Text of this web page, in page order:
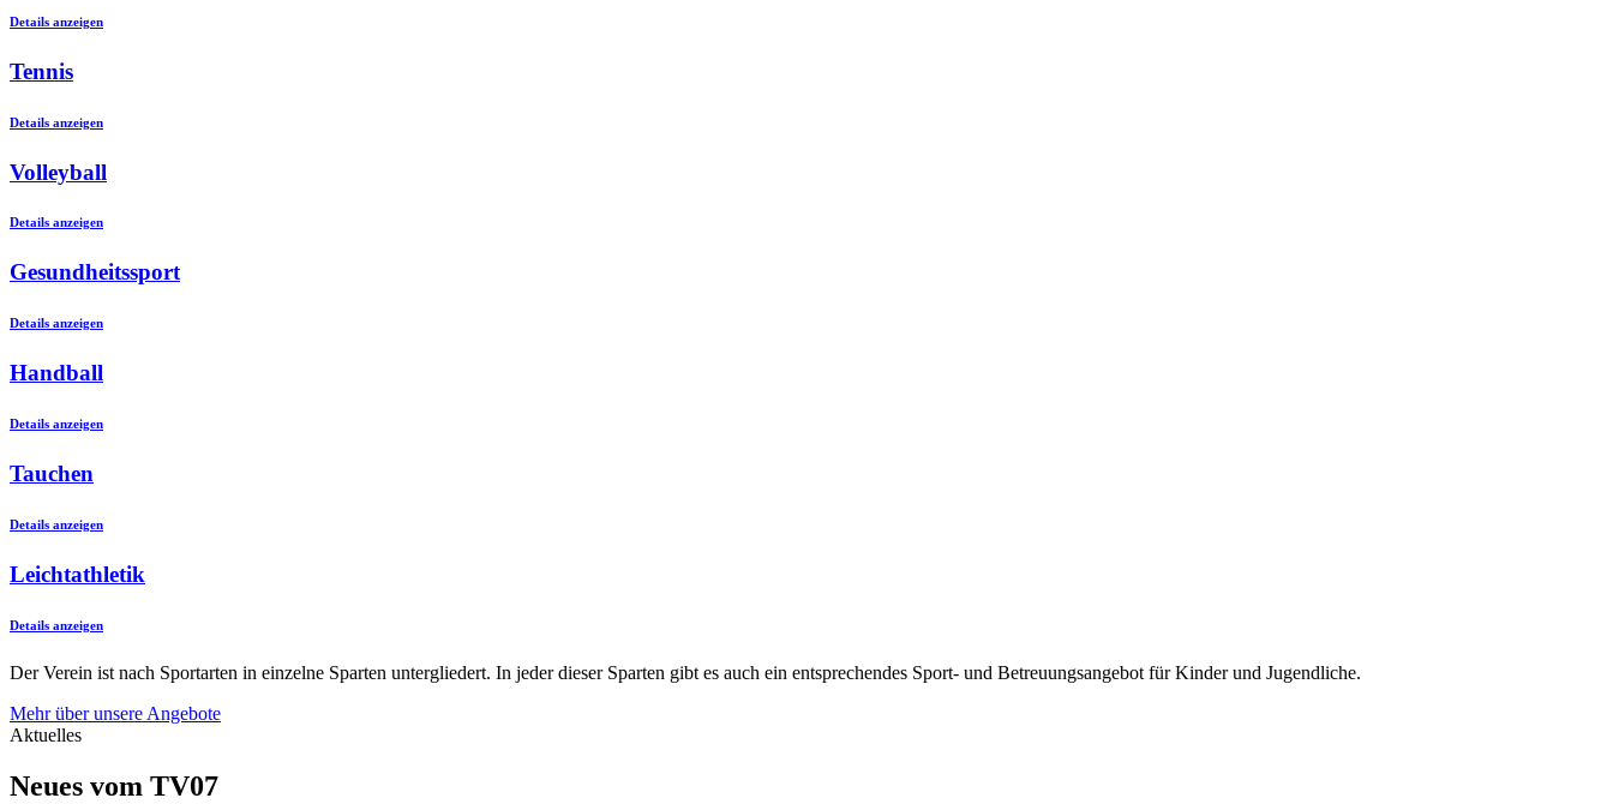
Details anzeigen
Tennis
Details anzeigen
Volleyball
Details anzeigen
Gesundheitssport
Details anzeigen
Handball
Details anzeigen
Tauchen
Details anzeigen
Leichtathletik
Details anzeigen
Der Verein ist nach Sportarten in einzelne Sparten untergliedert. In jeder dieser Sparten gibt es auch ein entsprechendes Sport- und Betreuungsangebot für Kinder und Jugendliche.
Mehr über unsere Angebote
Aktuelles
Neues vom TV07